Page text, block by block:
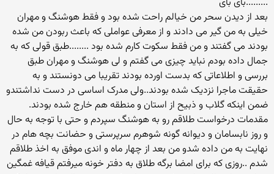
بعد از دیدن سحر من خیالم راحت شده بود و فقط هوشنگ و مهران
خیلی به من گیر می دادند و از معرفی عواملی که باعث ربودن من شده
بودند می گفتند و من فقط سکوت کارم شده بود ........طبق قولی که به
جمال داده بودم نباید چیزی می گفتم و لی هوشنگ و مهران طبق
بررسی و اطلاعاتی که بدست اورده بودند تقریبا می دونستند و به
حقیقت ماجرا نزدیک شده بودند..ولی مدرک اساسی در دست نداشتندو
ضمن اینکه گلاب و ذبیح از استان و منطقه هم خارج شده بودند.
مقدمات درخواست طلاقم رو به هوشنگ سپردم و حتی با توجه به حال
و روز نابسامان و دیوانه گونه شوهرم سرپرستی و حضانت بچه هام در
نهایت به من داده شدو من بعد از چهار ماه و اندی موفق به اخذ طلاقم
شدم ..روزی که برای امضا برگه طلاق به دفتر خونه میرفتم قیافه غمگین